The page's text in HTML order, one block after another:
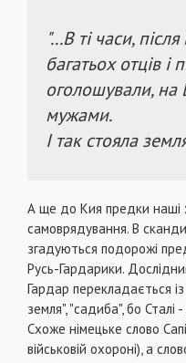
"...В ті часи,
багатьох отців і
оголошували, на
мужами.
І так стояла
А ще до Кия предки наші
самоврядування. В
згадуються подорожі
Русь-Гардарики.
Гардар перекладається
земля", "садиба", бо Сталі
Схоже німецьке слово
військовій охороні), а